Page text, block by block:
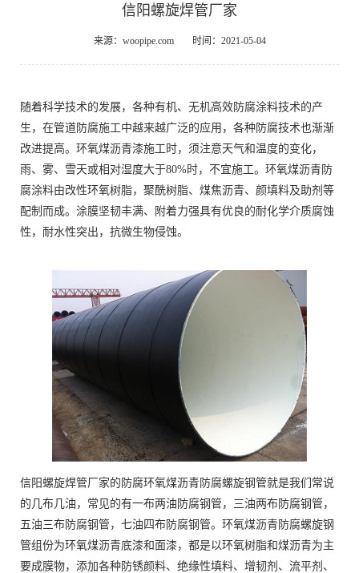
信阳螺旋焊管厂家
来源：woopipe.com 时间：2021-05-04
随着科学技术的发展，各种有机、无机高效防腐涂料技术的产
生，在管道防腐施工中越来越广泛的应用，各种防腐技术也渐渐
改进提高。环氧煤沥青漆施工时，须注意天气和温度的变化，
雨、雾、雪天或相对湿度大于80%时，不宜施工。环氧煤沥青防
腐涂料由改性环氧树脂，聚酰树脂、煤焦沥青、颜填料及助剂等
配制而成。涂膜坚韧丰满、附着力强具有优良的耐化学介质腐蚀
性，耐水性突出，抗微生物侵蚀。
信阳螺旋焊管厂家的防腐环氧煤沥青防腐螺旋钢管就是我们常说
的几布几油，常见的有一布两油防腐钢管，三油两布防腐钢管，
五油三布防腐钢管，七油四布防腐钢管。环氧煤沥青防腐螺旋钢
管组份为环氧煤沥青底漆和面漆，都是以环氧树脂和煤沥青为主
要成膜物，添加各种防锈颜料、绝缘性填料、增韧剂、流平剂、